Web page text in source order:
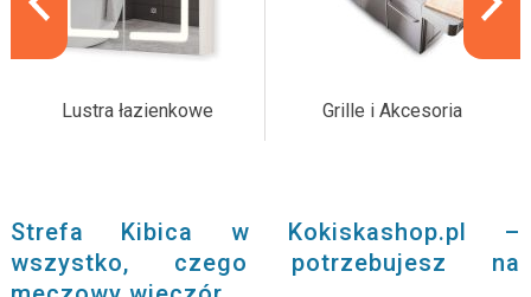
Lustra łazienkowe Grille i Akcesoria
Strefa Kibica w Kokiskashop.pl –
wszystko, czego potrzebujesz na